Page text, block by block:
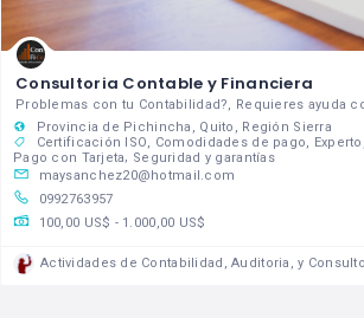
Consultoria Contable y Financiera
Provincia de Pichincha
Quito
Región Sierra
Certificación ISO
Comodidades de pago Experto
Pago con Tarjeta
Seguridad y garantías
maysanchez20@hotmail.com
0992763957
100,00 US$ - 1.000,00 US$
Actividades de Contabilidad, Auditoria, y